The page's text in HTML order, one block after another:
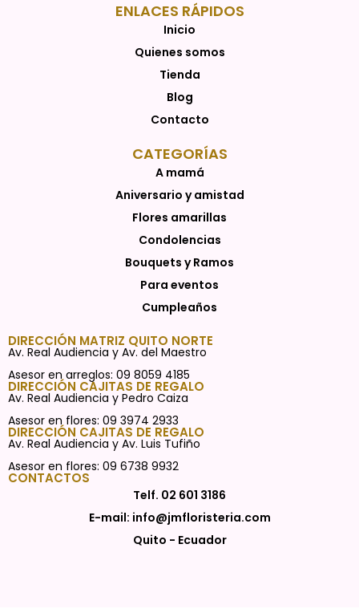
ENLACES RÁPIDOS
Inicio
Quienes somos
Tienda
Blog
Contacto
CATEGORÍAS
A mamá
Aniversario y amistad
Flores amarillas
Condolencias
Bouquets y Ramos
Para eventos
Cumpleaños
DIRECCIÓN MATRIZ QUITO NORTE
Av. Real Audiencia y Av. del Maestro
Asesor en arreglos: 09 8059 4185
DIRECCIÓN CAJITAS DE REGALO
Av. Real Audiencia y Pedro Caiza
Asesor en flores: 09 3974 2933
DIRECCIÓN CAJITAS DE REGALO
Av. Real Audiencia y Av. Luis Tufiño
Asesor en flores: 09 6738 9932
CONTACTOS
Telf. 02 601 3186
E-mail: info@jmfloristeria.com
Quito - Ecuador